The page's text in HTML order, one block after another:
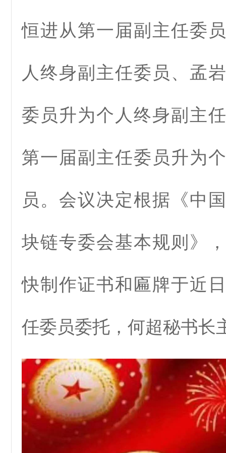
恒进从第一届副主任委
人终身副主任委员、孟
委员升为个人终身副主
第一届副主任委员升为
员。会议决定根据《中
块链专委会基本规则》
快制作证书和匾牌于近
任委员委托，何超秘书长